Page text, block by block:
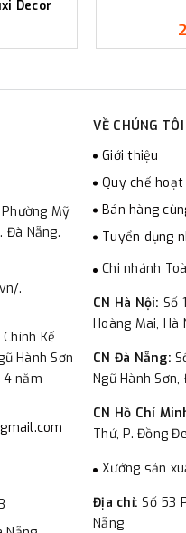
Decor
Mỹ
Đà Nẵng.
.
Kế
Hành Sơn
năm
VỀ CHÚNG TÔI
Giới thiệu
Quy chế
Bán hàng
Tuyển dụng
Chi nhánh
CN Hà Nội: Số
Hoàng Mai, Hà
CN Đà Nẵng:
Ngũ Hành Sơn,
CN Hồ Chí
Thứ, P. Đồng
Xưởng sản
Địa chỉ:Số 53
Nẵng